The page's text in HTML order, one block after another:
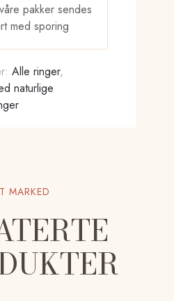
pakker sendes
med sporing
Alle ringer,
naturlige
MARKED